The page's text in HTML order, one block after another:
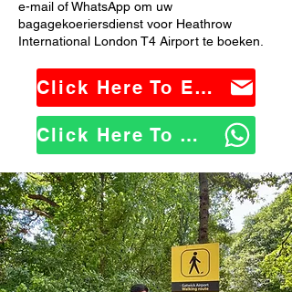
e-mail of WhatsApp om uw
bagagekoeriersdienst voor Heathrow
International London T4 Airport te boeken.
Click Here To Email Us
Click Here To WhatsApp Us